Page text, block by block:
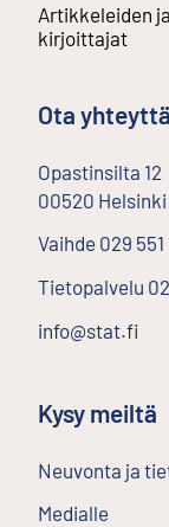
Artikkeleiden
kirjoittajat
Ota yhteyttä
Opastinsilta 12
00520 Helsinki
Vaihde 029
Tietopalvelu
info@stat.fi
Kysy meiltä
Neuvonta ja
Medialle